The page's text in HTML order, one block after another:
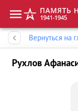
Вернуться на
Рухлов
Память народа